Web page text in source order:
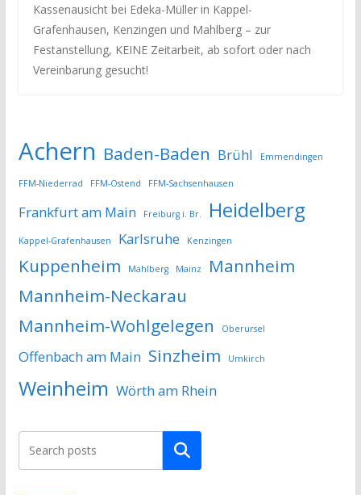
Kassenausicht bei Edeka-Müller in Kappel-
Grafenhausen, Kenzingen und Mahlberg – zur
Festanstellung, KEINE Zeitarbeit, ab sofort oder nach
Vereinbarung gesucht!
Achern Baden-Baden Brühl Emmendingen
FFM-Niederrad FFM-Ostend FFM-Sachsenhausen
Frankfurt am Main Freiburg i. Br. Heidelberg
Kappel-Grafenhausen Karlsruhe Kenzingen
Kuppenheim Mahlberg Mainz
Mannheim
Mannheim-Neckarau
Mannheim-Wohlgelegen
Oberursel
Offenbach am Main Sinzheim Umkirch
Weinheim Wörth am Rhein
Suchen